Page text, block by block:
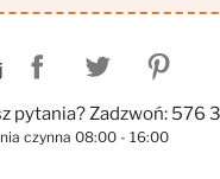
pytania? Zadzwoń: 576
czynna 08:00 - 16:00